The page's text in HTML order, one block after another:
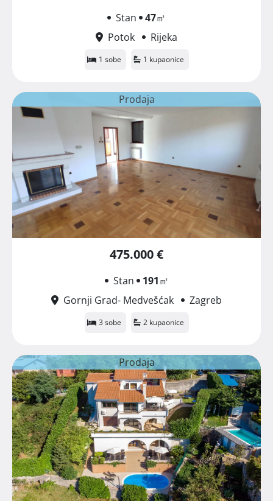
Stan 47㎡
Potok
Rijeka
1 sobe 1 kupaonice
Prodaja
475.000 €
Stan 191㎡
Gornji Grad- Medvešćak
Zagreb
3 sobe 2 kupaonice
Prodaja